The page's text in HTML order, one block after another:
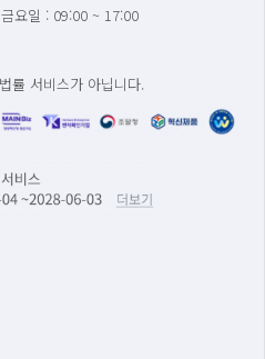
요일 : 09:00 ~ 17:00
률 서비스가 아닙니다.